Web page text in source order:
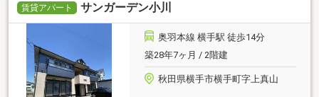
賃貸アパート サンガーデン小川
奥羽本線 横手駅 徒歩14分
築28年7ヶ月 / 2階建
秋田県横手市横手町字上真山